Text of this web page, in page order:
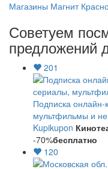
Магазины Магнит
Советуем
предложений
201
Подписка
мультфильмы и не
Kupikupon
-70%бесплатно
120